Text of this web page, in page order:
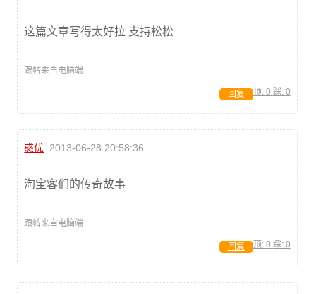
这篇文章写得太好拉 支持松松
跟帖来自电脑端
顶: 0 踩: 0
回复
惑优 2013-06-28 20:58:36
淘宝客们的传奇故事
跟帖来自电脑端
顶: 0 踩: 0
回复